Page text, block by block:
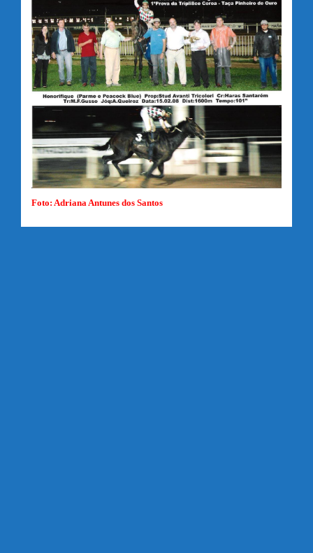
Foto: Adriana Antunes dos Santos